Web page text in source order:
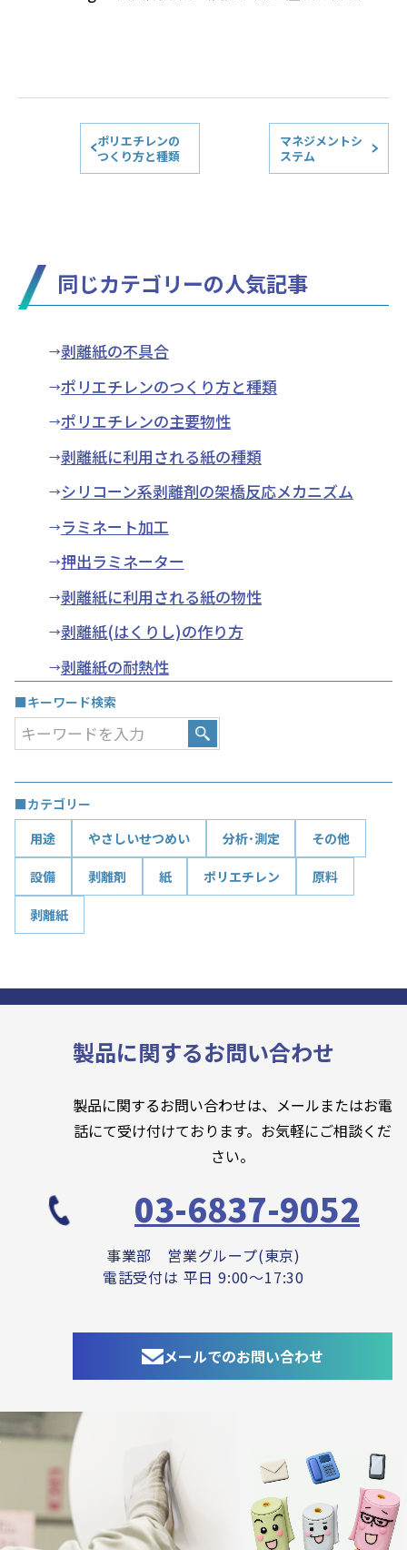
ポリエチレンの
つくり方と種類
マネジメントシ
ステム
同じカテゴリーの人気記事
剥離紙の不具合
ポリエチレンのつくり方と種類
ポリエチレンの主要物性
剥離紙に利用される紙の種類
シリコーン系剥離剤の架橋反応メカニズム
ラミネート加工
押出ラミネーター
剥離紙に利用される紙の物性
剥離紙(はくりし)の作り方
剥離紙の耐熱性
■キーワード検索
■カテゴリー
用途
やさしいせつめい 分析･測定 その他
設備 剥離剤 紙 ポリエチレン 原料
剥離紙
製品に関するお問い合わせ
製品に関するお問い合わせは、メールまたはお電
話にて受け付けております。お気軽にご相談くだ
さい。
03-6837-9052
事業部 営業グループ(東京)
電話受付は 平日 9:00～17:30
メールでのお問い合わせ